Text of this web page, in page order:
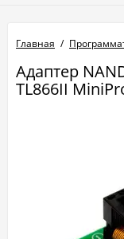
Главная
Адаптер
TL866II